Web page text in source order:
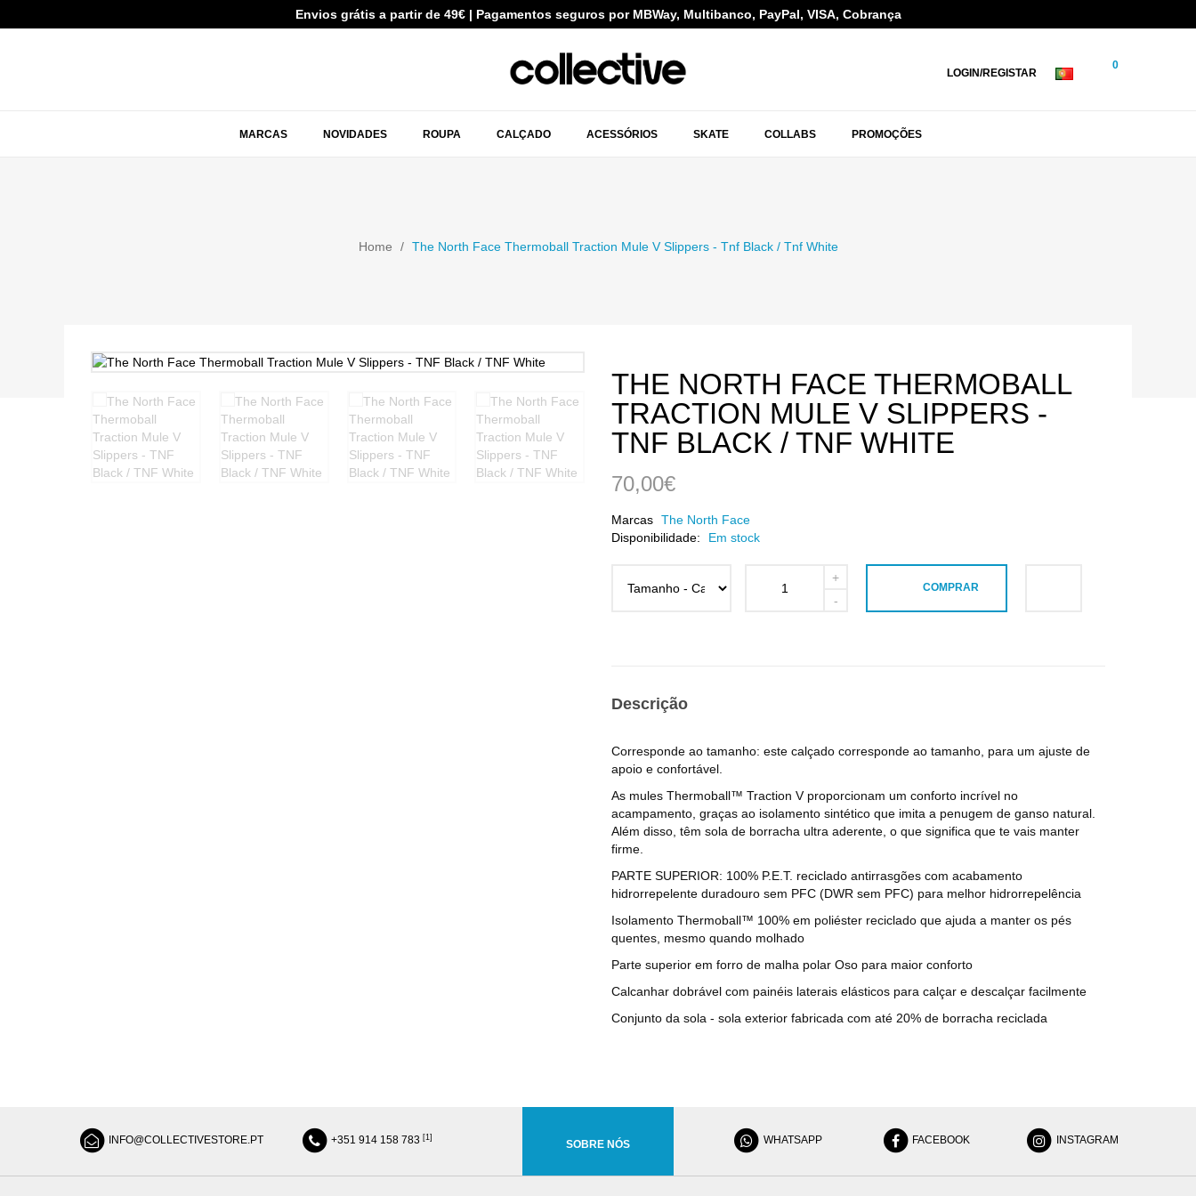
Envios grátis a partir de 49€ | Pagamentos seguros por MBWay, Multibanco, PayPal, VISA, Cobrança
LOGIN/REGISTAR
0
MARCAS NOVIDADES ROUPA CALÇADO ACESSÓRIOS SKATE COLLABS PROMOÇÕES
Home The North Face Thermoball Traction Mule V Slippers - Tnf Black / Tnf White
THE NORTH FACE THERMOBALL
TRACTION MULE V SLIPPERS -
TNF BLACK / TNF WHITE
70,00€
Marcas The North Face
Disponibilidade:
Em stock
COMPRAR
Descrição
Corresponde ao tamanho: este calçado corresponde ao tamanho, para um ajuste de
apoio e confortável.
As mules Thermoball™ Traction V proporcionam um conforto incrível no
acampamento, graças ao isolamento sintético que imita a penugem de ganso natural.
Além disso, têm sola de borracha ultra aderente, o que significa que te vais manter
firme.
PARTE SUPERIOR: 100% P.E.T. reciclado antirrasgões com acabamento
hidrorrepelente duradouro sem PFC (DWR sem PFC) para melhor hidrorrepelência
Isolamento Thermoball™ 100% em poliéster reciclado que ajuda a manter os pés
quentes, mesmo quando molhado
Parte superior em forro de malha polar Oso para maior conforto
Calcanhar dobrável com painéis laterais elásticos para calçar e descalçar facilmente
Conjunto da sola - sola exterior fabricada com até 20% de borracha reciclada
INFO@COLLECTIVESTORE.PT +351 914 158 783 [1]
SOBRE NÓS WHATSAPP FACEBOOK INSTAGRAM